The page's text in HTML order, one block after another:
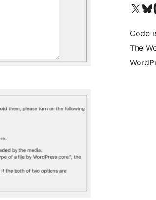
Unser X-Konto
Unser
Code
The